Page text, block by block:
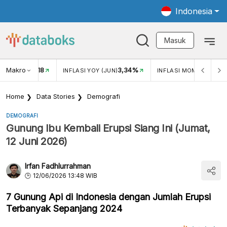
Indonesia
Masuk
Makro
USD/IDR 18 INFLASI YOY (JUN)3,34% INFLASI MOM (JUN)
Home Data Stories Demografi
DEMOGRAFI
Gunung Ibu Kembali Erupsi Siang Ini (Jumat,
12 Juni 2026)
Irfan Fadhlurrahman
12/06/2026 13:48 WIB
7 Gunung Api di Indonesia dengan Jumlah Erupsi
Terbanyak Sepanjang 2024